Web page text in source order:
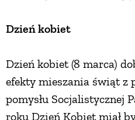
Dzień kobiet
Dzień kobiet (8 marca)
efekty mieszania świąt z
pomysłu Socjalistycznej
roku Dzień Kobiet miał